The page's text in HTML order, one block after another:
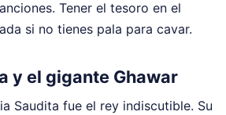
Tener el tesoro en el
si no tienes pala para cavar.
y el gigante Ghawar
Saudita fue el rey indiscutible. Su